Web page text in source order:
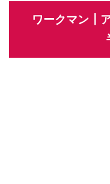
ワークマン┃